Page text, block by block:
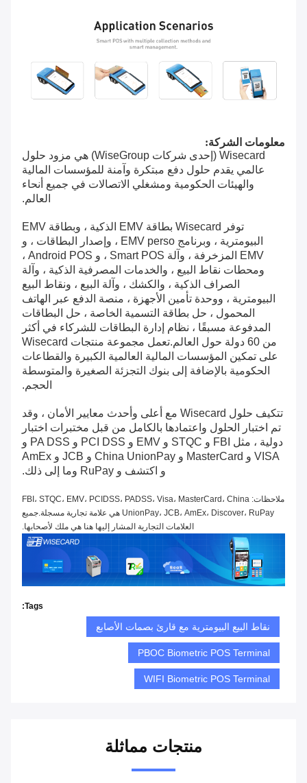
معلومات الشركة:
Wisecard (إحدى شركات WiseGroup) هي مزود حلول
عالمي يقدم حلول دفع مبتكرة وآمنة للمؤسسات المالية
والهيئات الحكومية ومشغلي الاتصالات في جميع أنحاء
العالم.
توفر Wisecard بطاقة EMV الذكية ، وبطاقة EMV
البيومترية ، وبرنامج EMV perso ، وإصدار البطاقات ، و
EMV المزخرفة ، وآلة Smart POS ، و Android POS ،
ومحطات نقاط البيع ، والخدمات المصرفية الذكية ، وآلة
الصراف الذكية ، والكشك ، وآلة البيع ، ونقاط البيع
البيومترية ، ووحدة تأمين الأجهزة ، منصة الدفع عبر الهاتف
المحمول ، حل بطاقة التسمية الخاصة ، حل البطاقات
المدفوعة مسبقًا ، نظام إدارة البطاقات للشركاء في أكثر
من 60 دولة حول العالم.تعمل مجموعة منتجات Wisecard
على تمكين المؤسسات المالية العالمية الكبيرة والقطاعات
الحكومية بالإضافة إلى بنوك التجزئة الصغيرة والمتوسطة
الحجم.
تتكيف حلول Wisecard مع أعلى وأحدث معايير الأمان ، وقد
تم اختبار الحلول واعتمادها بالكامل من قبل مختبرات اختبار
دولية ، مثل FBI و STQC و EMV و PCI DSS و PA DSS و
VISA و MasterCard و China UnionPay و JCB و AmEx
و اكتشف و RuPay وما إلى ذلك.
ملاحظات: FBI، STQC، EMV، PCIDSS، PADSS، Visa، MasterCard، China
UnionPay، JCB، AmEx، Discover، RuPay هي علامة تجارية مسجلة.جميع
العلامات التجارية المشار إليها هنا هي ملك لأصحابها.
Tags:
نقاط البيع البيومترية مع قارئ بصمات الأصابع
PBOC Biometric POS Terminal
WIFI Biometric POS Terminal
منتجات مماثلة